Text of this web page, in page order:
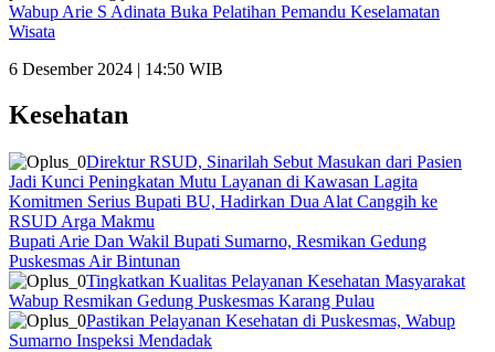
Wabup Arie S Adinata Buka Pelatihan Pemandu Keselamatan
Wisata
6 Desember 2024 | 14:50 WIB
Kesehatan
Direktur RSUD, Sinarilah Sebut Masukan dari Pasien
Jadi Kunci Peningkatan Mutu Layanan di Kawasan Lagita
Komitmen Serius Bupati BU, Hadirkan Dua Alat Canggih ke
RSUD Arga Makmu
Bupati Arie Dan Wakil Bupati Sumarno, Resmikan Gedung
Puskesmas Air Bintunan
Tingkatkan Kualitas Pelayanan Kesehatan Masyarakat
Wabup Resmikan Gedung Puskesmas Karang Pulau
Pastikan Pelayanan Kesehatan di Puskesmas, Wabup
Sumarno Inspeksi Mendadak